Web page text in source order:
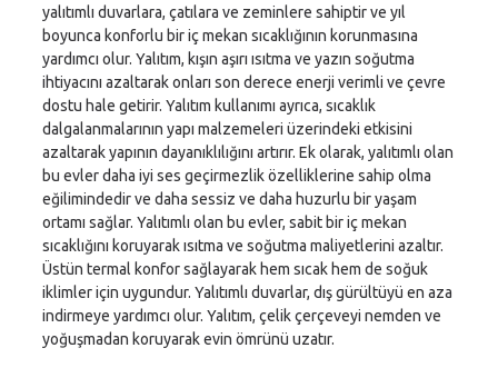
yalıtımlı duvarlara, çatılara ve zeminlere sahiptir ve yıl
boyunca konforlu bir iç mekan sıcaklığının korunmasına
yardımcı olur. Yalıtım, kışın aşırı ısıtma ve yazın soğutma
ihtiyacını azaltarak onları son derece enerji verimli ve çevre
dostu hale getirir. Yalıtım kullanımı ayrıca, sıcaklık
dalgalanmalarının yapı malzemeleri üzerindeki etkisini
azaltarak yapının dayanıklılığını artırır. Ek olarak, yalıtımlı olan
bu evler daha iyi ses geçirmezlik özelliklerine sahip olma
eğilimindedir ve daha sessiz ve daha huzurlu bir yaşam
ortamı sağlar. Yalıtımlı olan bu evler, sabit bir iç mekan
sıcaklığını koruyarak ısıtma ve soğutma maliyetlerini azaltır.
Üstün termal konfor sağlayarak hem sıcak hem de soğuk
iklimler için uygundur. Yalıtımlı duvarlar, dış gürültüyü en aza
indirmeye yardımcı olur. Yalıtım, çelik çerçeveyi nemden ve
yoğuşmadan koruyarak evin ömrünü uzatır.